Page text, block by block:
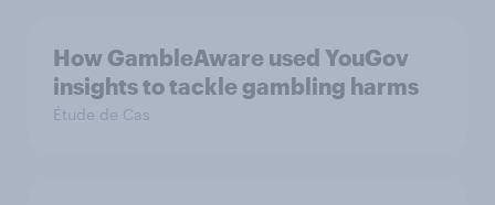
How GambleAware used YouGov
insights to tackle gambling harms
Étude de Cas